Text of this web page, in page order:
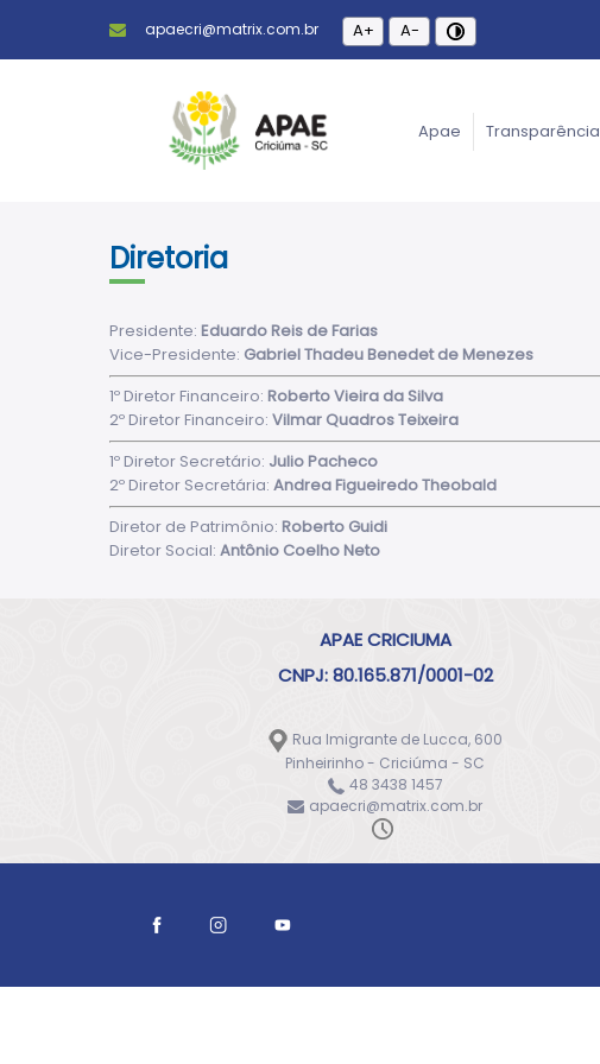
apaecri@matrix.com.br A+ A-
Apae Transparência
Diretoria
Presidente: Eduardo Reis de Farias
Vice-Presidente: Gabriel Thadeu Benedet de Menezes
1º Diretor Financeiro: Roberto Vieira da Silva
2º Diretor Financeiro: Vilmar Quadros Teixeira
1º Diretor Secretário: Julio Pacheco
2º Diretor Secretária: Andrea Figueiredo Theobald
Diretor de Patrimônio: Roberto Guidi
Diretor Social: Antônio Coelho Neto
APAE CRICIUMA
CNPJ: 80.165.871/0001-02
Rua Imigrante de Lucca, 600
Pinheirinho - Criciúma - SC
48 3438 1457
apaecri@matrix.com.br